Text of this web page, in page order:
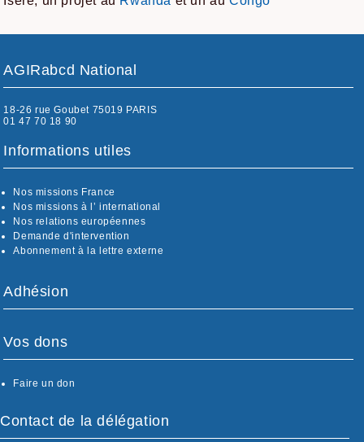
AGIRabcd National
18-26 rue Goubet 75019 PARIS
01 47 70 18 90
Informations utiles
Nos missions France
Nos missions à l’ international
Nos relations européennes
Demande d'intervention
Abonnement à la lettre externe
Adhésion
Vos dons
Faire un don
Contact de la délégation